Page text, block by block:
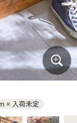
× 入荷未定